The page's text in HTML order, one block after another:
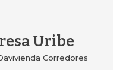
Uribe
Corredores